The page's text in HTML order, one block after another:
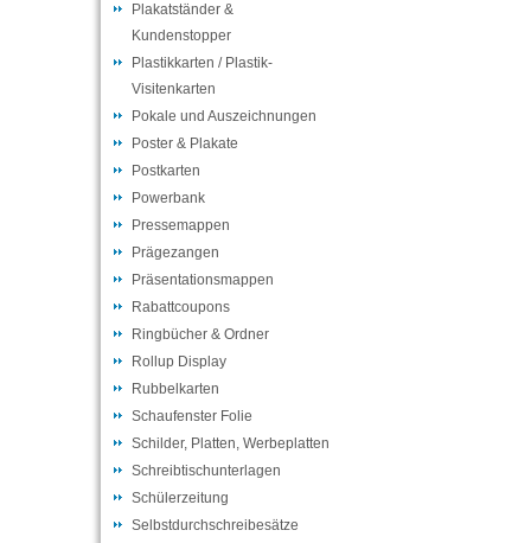
Plakatständer &
Kundenstopper
Plastikkarten / Plastik-
Visitenkarten
Pokale und Auszeichnungen
Poster & Plakate
Postkarten
Powerbank
Pressemappen
Prägezangen
Präsentationsmappen
Rabattcoupons
Ringbücher & Ordner
Rollup Display
Rubbelkarten
Schaufenster Folie
Schilder, Platten, Werbeplatten
Schreibtischunterlagen
Schülerzeitung
Selbstdurchschreibesätze